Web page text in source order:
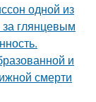
одной из
глянцевым
и
смерти